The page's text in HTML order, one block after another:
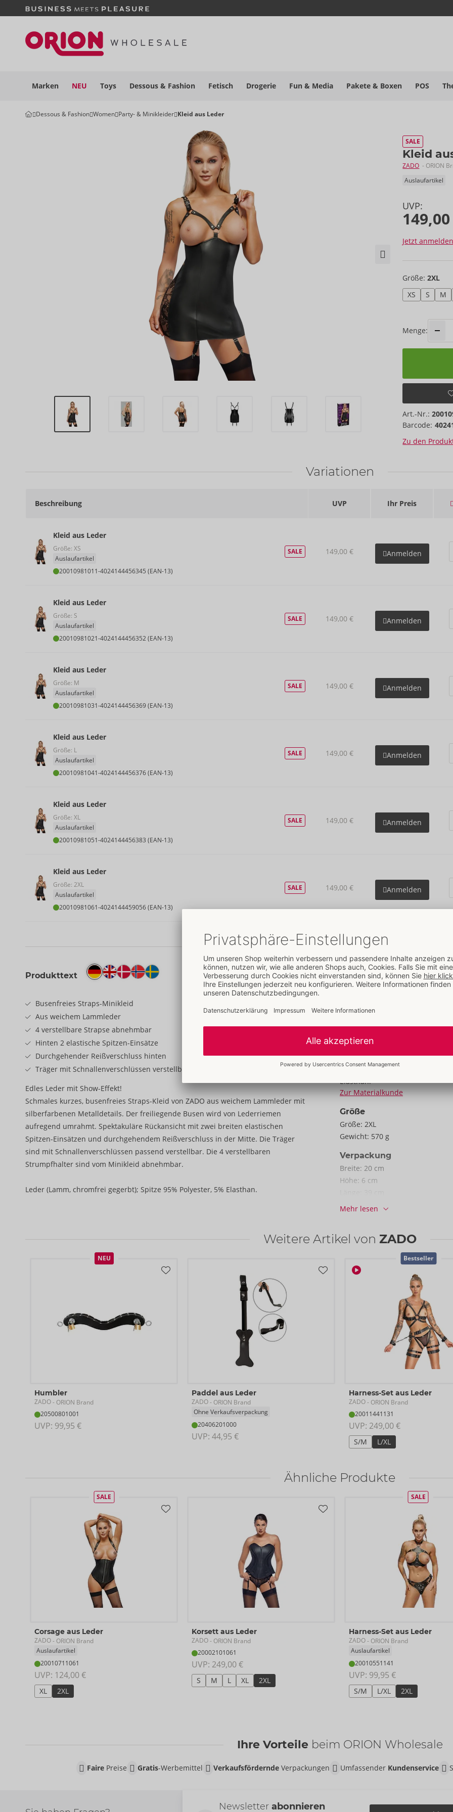
Marken NEU Toys Dessous & Fashion Fetisch Drogerie Fun & Media Pakete & Boxen POS
Dessous & Fashion Women Party- & Minikleider Kleid aus Leder
SALE
Kleid
ZADO - ORION
Auslaufartikel
UVP:
Jetzt
Größe:2XL
XS
S M
Menge:
Art.-Nr.:
Barcode:
Zu den
Variationen
Beschreibung UVP Ihr Preis
Kleid aus Leder
Größe: XS
Auslaufartikel
20010981011-4024144456345 (EAN-13)
SALE 149,00 € Anmelden
Kleid aus Leder
Größe: S
Auslaufartikel
20010981021-4024144456352 (EAN-13)
SALE 149,00 € Anmelden
Kleid aus Leder
Größe: M
Auslaufartikel
20010981031-4024144456369 (EAN-13)
SALE 149,00 € Anmelden
Kleid aus Leder
Größe: L
Auslaufartikel
20010981041-4024144456376 (EAN-13)
SALE 149,00 € Anmelden
Kleid aus Leder
Größe: XL
Auslaufartikel
20010981051-4024144456383 (EAN-13)
SALE 149,00 € Anmelden
Kleid aus Leder
Größe: 2XL
Auslaufartikel
20010981061-4024144459056 (EAN-13)
SALE 149,00 € Anmelden
Details
Produkttext
Busenfreies Straps-Minikleid
Aus weichem Lammleder
4 verstellbare Strapse abnehmbar
Hinten 2 elastische Spitzen-Einsätze
Durchgehender Reißverschluss hinten
Träger mit Schnallenverschlüssen verstellbar
Edles Leder mit Show-Effekt!
Schmales kurzes, busenfreies Straps-Kleid von ZADO aus weichem Lammleder mit
silberfarbenen Metalldetails. Der freiliegende Busen wird von Lederriemen
aufregend umrahmt. Spektakuläre Rückansicht mit zwei breiten elastischen
Spitzen-Einsätzen und durchgehendem Reißverschluss in der Mitte. Die Träger
sind mit Schnallenverschlüssen passend verstellbar. Die 4 verstellbaren
Strumpfhalter sind vom Minikleid abnehmbar.
Leder (Lamm, chromfrei gegerbt); Spitze 95% Polyester, 5% Elasthan.
Eigenschaften
Für Frauen
Aus echtem Leder
Farbe: schwarz
gegerbt). Textil: 95% Polyester,
Elasthan.
Zur Materialkunde
Größe
Größe: 2XL
Gewicht: 570 g
Verpackung
Breite: 20 cm
Höhe: 6 cm
Informationen
Art.-Nr.: 20010981061
42031000
Herkunftsland:
Mehr lesen
Weitere Artikel von ZADO
NEU
Humbler
ZADO- ORION Brand
20500801001
UVP: 99,95 €
Paddel aus Leder
ZADO- ORION Brand
Ohne Verkaufsverpackung
20406201000
UVP: 44,95 €
Bestseller
Harness-Set aus Leder
ZADO- ORION Brand
20011441131
UVP: 249,00 €
S/M L/XL
Ähnliche Produkte
SALE
Corsage aus Leder
ZADO- ORION Brand
Auslaufartikel
20010711061
UVP: 124,00 €
XL 2XL
Korsett aus Leder
ZADO- ORION Brand
20002101061
UVP: 249,00 €
S M L XL 2XL
SALE
Harness-Set aus Leder
ZADO- ORION Brand
Auslaufartikel
20010551141
UVP: 99,95 €
S/M L/XL 2XL
Ihre Vorteile beim ORION Wholesale
FairePreise Gratis-Werbemittel VerkaufsförderndeVerpackungen Umfassender Kundenservice
Newsletter abonnieren